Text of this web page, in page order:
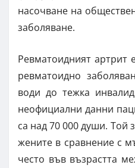
насочване на
заболяване.
Ревматоидният артрит
ревматоидно
води до тежка
неофициални данни
са над 70 000 души. Той
жените в сравнение с
често във възрастта